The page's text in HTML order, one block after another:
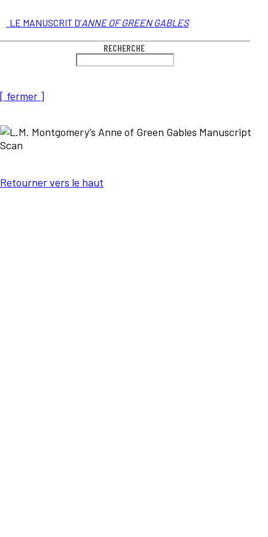
LE MANUSCRIT D’ANNE OF GREEN GABLES
RECHERCHE
[ fermer ]
Retourner vers le haut